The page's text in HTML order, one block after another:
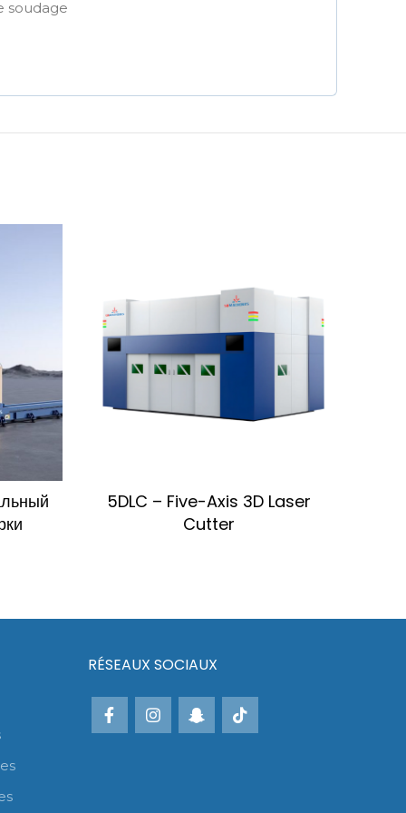
soudage
5DLC – Five-Axis 3D Laser
Cutter
RÉSEAUX SOCIAUX